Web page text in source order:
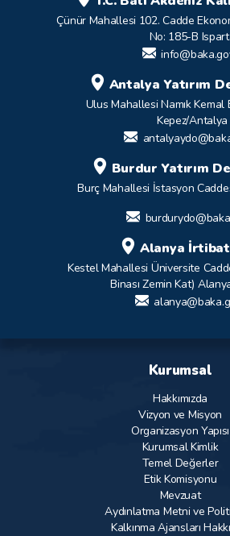
Çünür Mahallesi 102. Cadde
No: 185-B
Antalya Yatırım
Ulus Mahallesi Namık Kemal
Kepez/Antalya
Burdur Yatırım
Burç Mahallesi İstasyon
Alanya
Kestel Mahallesi Üniversite
Binası Zemin Kat)
Kurumsal
Hakkımızda
Vizyon ve Misyon
Organizasyon Yapısı
Kurumsal Kimlik
Temel Değerler
Etik Komisyonu
Mevzuat
Aydınlatma Metni ve
Kalkınma Ajansları